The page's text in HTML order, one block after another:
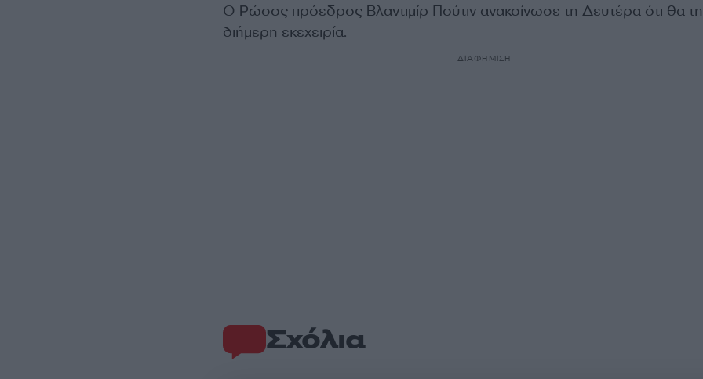
Ο Ρώσος πρόεδρος Βλαντιμίρ Πούτιν ανακοίνωσε τη Δευτέρα ότι θα
διήμερη εκεχειρία.
ΔΙΑΦΗΜΙΣΗ
Σχόλια